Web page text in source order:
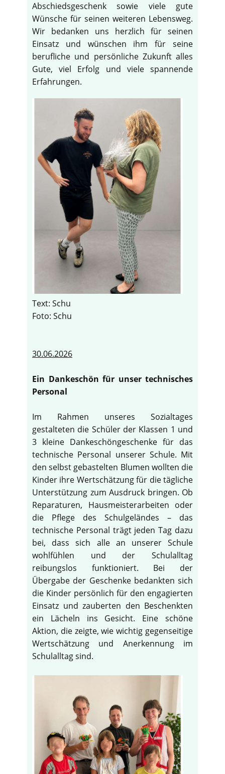
Abschiedsgeschenk sowie viele gute
Wünsche für seinen weiteren Lebensweg.
Wir bedanken uns herzlich für seinen
Einsatz und wünschen ihm für seine
berufliche und persönliche Zukunft alles
Gute, viel Erfolg und viele spannende
Erfahrungen.
Text: Schu
Foto: Schu
30.06.2026
Ein Dankeschön für unser technisches
Personal
Im Rahmen unseres Sozialtages
gestalteten die Schüler der Klassen 1 und
3 kleine Dankeschöngeschenke für das
technische Personal unserer Schule. Mit
den selbst gebastelten Blumen wollten die
Kinder ihre Wertschätzung für die tägliche
Unterstützung zum Ausdruck bringen. Ob
Reparaturen, Hausmeisterarbeiten oder
die Pflege des Schulgeländes – das
technische Personal trägt jeden Tag dazu
bei, dass sich alle an unserer Schule
wohlfühlen und der Schulalltag
reibungslos funktioniert. Bei der
Übergabe der Geschenke bedankten sich
die Kinder persönlich für den engagierten
Einsatz und zauberten den Beschenkten
ein Lächeln ins Gesicht. Eine schöne
Aktion, die zeigte, wie wichtig gegenseitige
Wertschätzung und Anerkennung im
Schulalltag sind.